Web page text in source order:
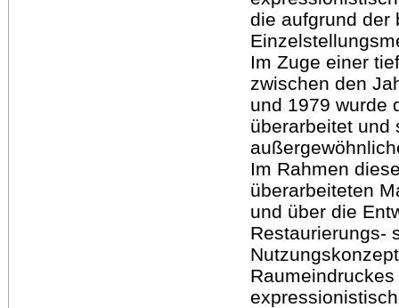
die aufgrund der
Im Zuge einer
zwischen den
und 1979 wurde
überarbeitet und
Im Rahmen
überarbeiteten
und über die
Restaurierungs-